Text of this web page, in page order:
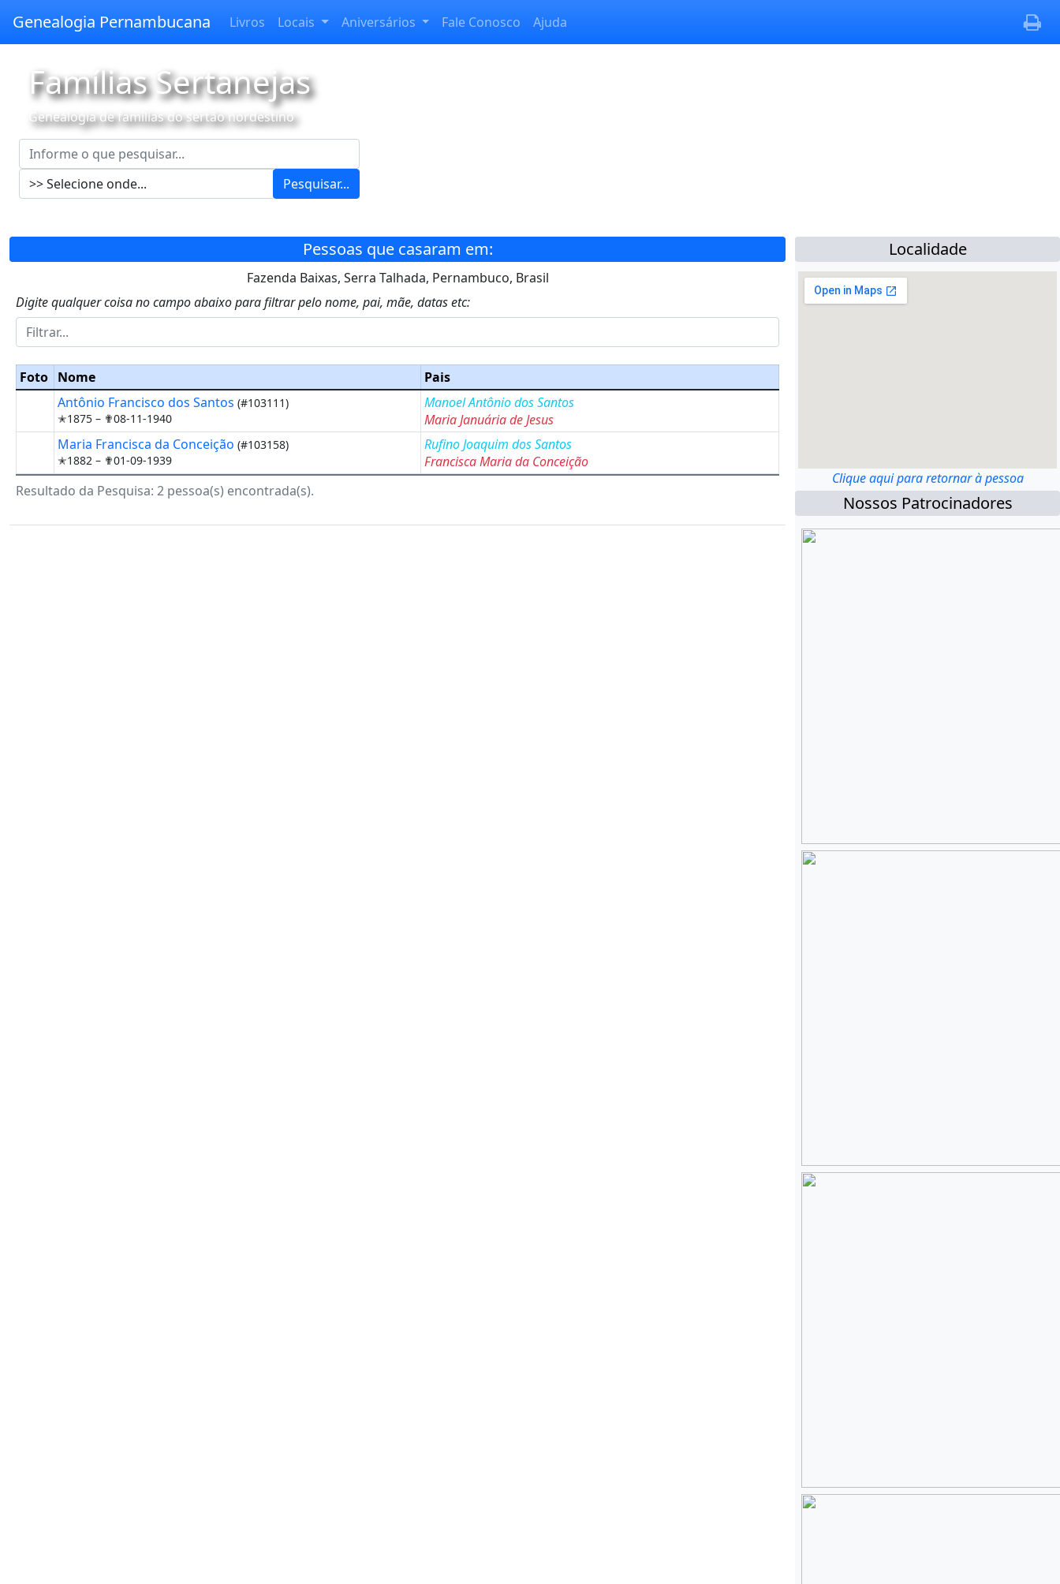
Genealogia Pernambucana Livros Locais Aniversários Fale Conosco Ajuda
Famílias Sertanejas
Genealogia de famílias do sertão nordestino
Pesquisar...
Pessoas que casaram em:
Fazenda Baixas, Serra Talhada, Pernambuco, Brasil
Digite qualquer coisa no campo abaixo para filtrar pelo nome, pai, mãe, datas etc:
Foto Nome
Pais
Antônio Francisco dos Santos (#103111)
✭1875 – ✟08-11-1940
Manoel Antônio dos Santos
Maria Januária de Jesus
Maria Francisca da Conceição (#103158)
✭1882 – ✟01-09-1939
Rufino Joaquim dos Santos
Francisca Maria da Conceição
Resultado da Pesquisa: 2 pessoa(s) encontrada(s).
Localidade
Clique aqui para retornar à pessoa
Nossos Patrocinadores